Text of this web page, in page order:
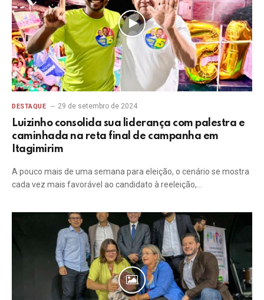
DESTAQUE 29 de setembro de 2024
Luizinho consolida sua liderança com palestra e
caminhada na reta final de campanha em
Itagimirim
A pouco mais de uma semana para eleição, o cenário se mostra
cada vez mais favorável ao candidato à reeleição,…